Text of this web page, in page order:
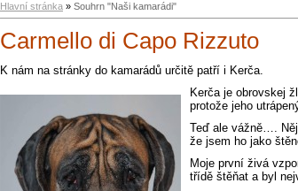
Hlavní stránka » Souhrn "Naši kamarádi"
Carmello di Capo Rizzuto
K nám na stránky do kamarádů určitě patří i Kerča.
Kerča je obrovskej
protože jeho
Teď ale vážně….
že jsem ho jako
Moje první živá
třídě štěňat a byl